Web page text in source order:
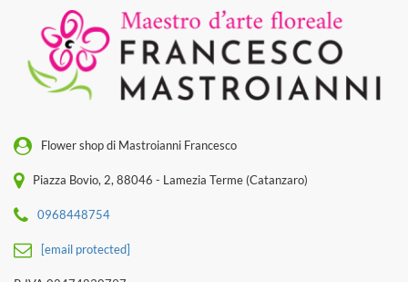
Flower shop di Mastroianni Francesco
Piazza Bovio, 2, 88046 - Lamezia Terme (Catanzaro)
0968448754
[email protected]